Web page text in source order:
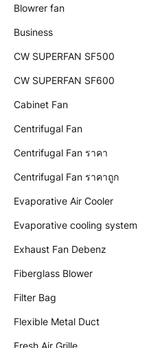
Blowrer fan
Business
CW SUPERFAN SF500
CW SUPERFAN SF600
Cabinet Fan
Centrifugal Fan
Centrifugal Fan ราคา
Centrifugal Fan ราคาถูก
Evaporative Air Cooler
Evaporative cooling system
Exhaust Fan Debenz
Fiberglass Blower
Filter Bag
Flexible Metal Duct
Fresh Air Grille